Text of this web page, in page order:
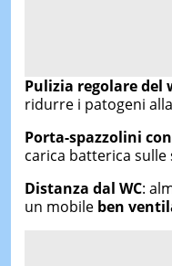
Pulizia regolare del
ridurre i patogeni
Porta-spazzolini
carica batterica sulle
Distanza dal WC:
un mobile ben